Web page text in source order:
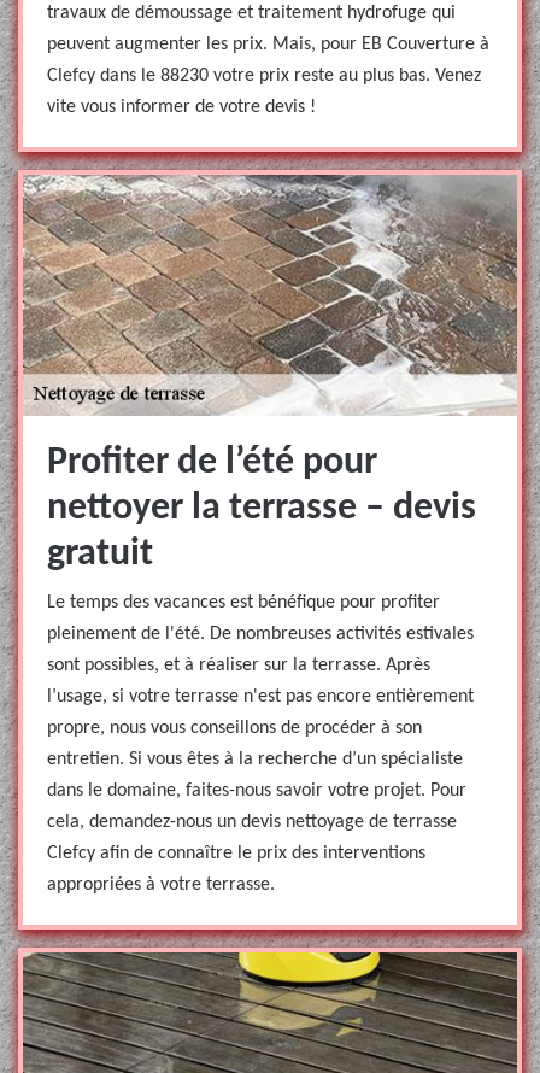
travaux de démoussage et traitement hydrofuge qui
peuvent augmenter les prix. Mais, pour EB Couverture à
Clefcy dans le 88230 votre prix reste au plus bas. Venez
vite vous informer de votre devis !
Profiter de l’été pour
nettoyer la terrasse – devis
gratuit
Le temps des vacances est bénéfique pour profiter
pleinement de l'été. De nombreuses activités estivales
sont possibles, et à réaliser sur la terrasse. Après
l’usage, si votre terrasse n'est pas encore entièrement
propre, nous vous conseillons de procéder à son
entretien. Si vous êtes à la recherche d’un spécialiste
dans le domaine, faites-nous savoir votre projet. Pour
cela, demandez-nous un devis nettoyage de terrasse
Clefcy afin de connaître le prix des interventions
appropriées à votre terrasse.